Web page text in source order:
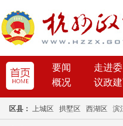
要闻 走进
概况
议政
区县： 上城区 拱墅区 西湖区 滨